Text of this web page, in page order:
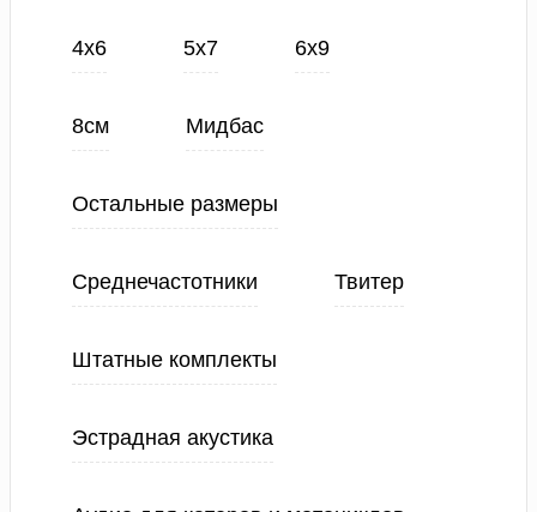
4х6 5х7 6х9
8см Мидбас
Остальные размеры
Среднечастотники Твитер
Штатные комплекты
Эстрадная акустика